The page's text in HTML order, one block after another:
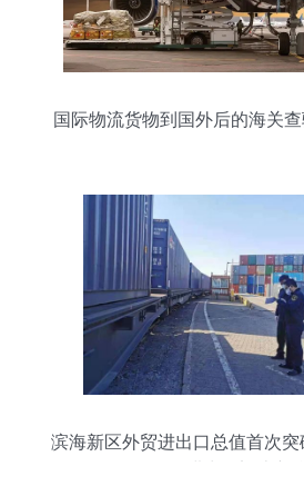
国际物流货物到国外后的海关
滨海新区外贸进出口总值首次